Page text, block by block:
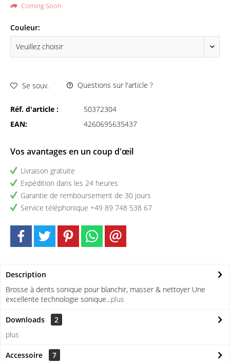
Coming Soon
Couleur:
Se souv. Questions sur l'article ?
Réf. d'article :
50372304
EAN:
4260695635437
Vos avantages en un coup d'œil
Livraison gratuite
Expédition dans les 24 heures
Garantie de remboursement de 30 jours
Service téléphonique +49 89 748 538 67
Description
Brosse à dents sonique pour blanchir, masser & nettoyer Une
excellente technologie sonique...plus
Downloads
2
plus
Accessoire 7